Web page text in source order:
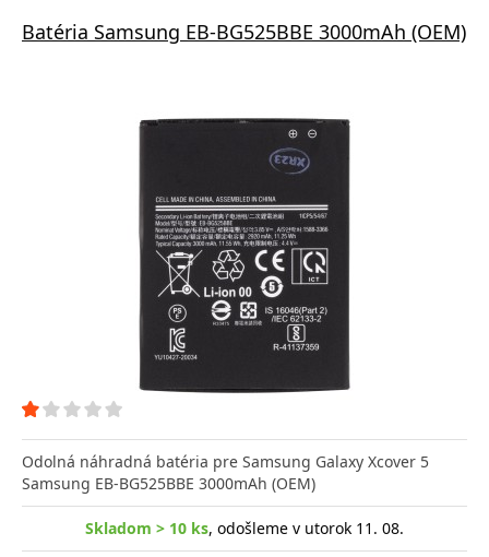
Batéria Samsung EB-BG525BBE 3000mAh (OEM)
Odolná náhradná batéria pre Samsung Galaxy Xcover 5
Samsung EB-BG525BBE 3000mAh (OEM)
Skladom > 10 ks, odošleme v utorok 11. 08.